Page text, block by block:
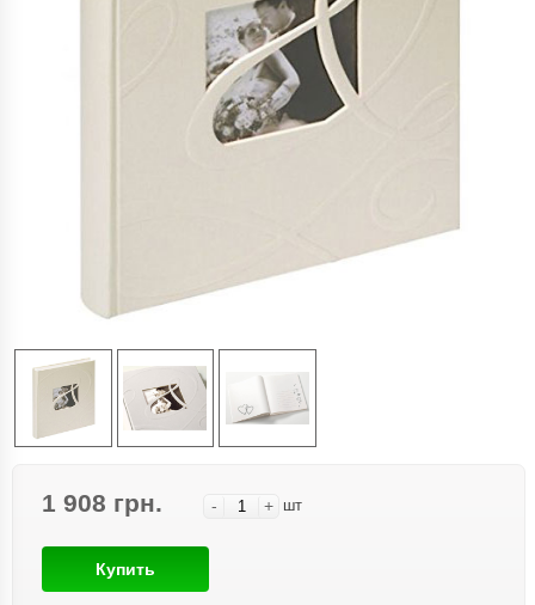
1 908 грн. - + шт
Купить